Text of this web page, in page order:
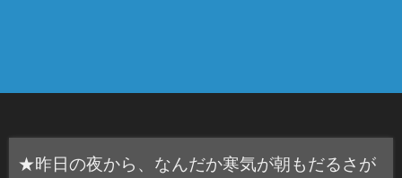
★昨日の夜から、なんだか寒気が朝もだるさが